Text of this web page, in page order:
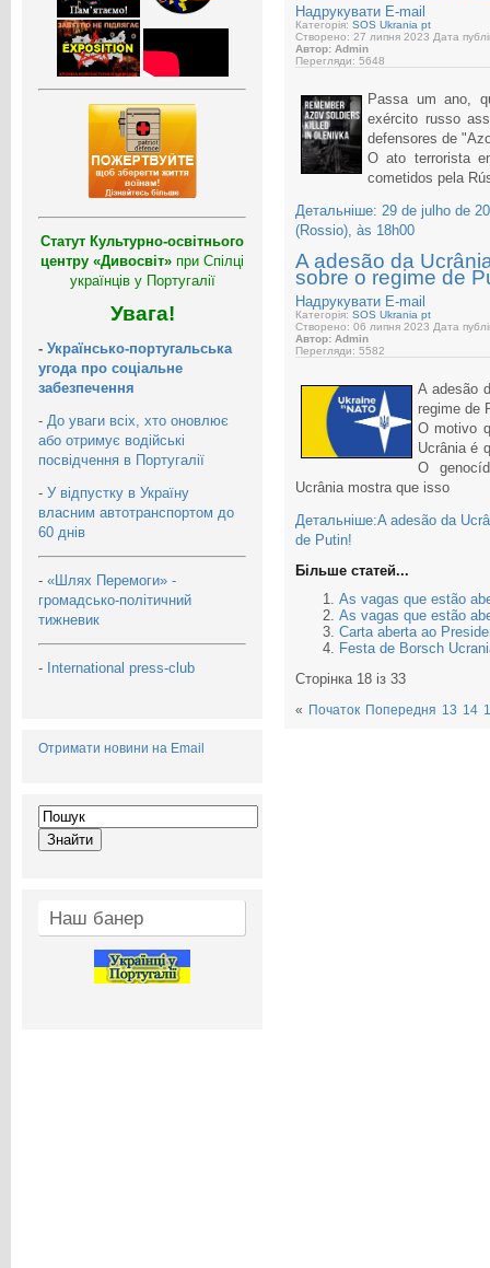
Статут Культурно-освітнього
центру «Дивосвіт» при Спілці
українців у Португалії
Увага!
- Українсько-португальська
угода про соціальне
забезпечення
- До уваги всіх, хто оновлює
або отримує водійські
посвідчення в Португалії
- У відпустку в Україну
власним автотранспортом до
60 днів
- «Шлях Перемоги» -
громадсько-політичний
тижневик
- International press-club
Отримати новини на Email
Наш банер
Надрукувати E-mail
Категорія: SOS Ukrania pt
Створено: 27 липня 2023 Дата
Автор: Admin
Перегляди: 5648
Passa um ano,
exército russo
defensores de
O ato terrorista
cometidos pela
Детальніше: 29 de julho de
(Rossio), às 18h00
A adesão da
sobre o regime de
Надрукувати E-mail
Категорія: SOS Ukrania pt
Створено: 06 липня 2023 Дата
Автор: Admin
Перегляди: 5582
A adesão
regime de
O motivo
Ucrânia é
O
Ucrânia mostra que isso
Детальніше:A adesão da
de Putin!
Більше статей...
As vagas que estão
As vagas que estão
Carta aberta ao
Festa de Borsch
Сторінка 18 із 33
« Початок Попередня 13 14